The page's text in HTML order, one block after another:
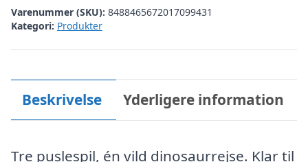
Varenummer (SKU): 8488465672017099431
Kategori: Produkter
Beskrivelse Yderligere information
Tre puslespil, én vild dinosaurrejse. Klar til